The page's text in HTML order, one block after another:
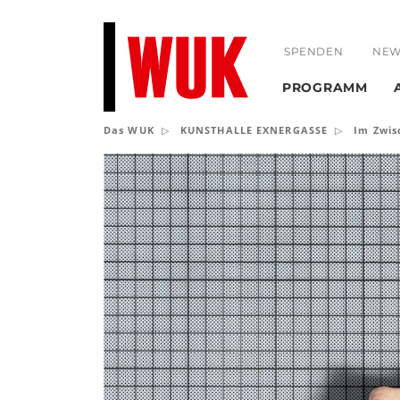
SPENDEN
PROGRAMM
Das WUK KUNSTHALLE EXNERGASSE Im